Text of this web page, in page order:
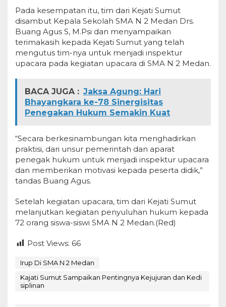
Pada kesempatan itu, tim dari Kejati Sumut
disambut Kepala Sekolah SMA N 2 Medan Drs.
Buang Agus S, M.Psi dan menyampaikan
terimakasih kepada Kejati Sumut yang telah
mengutus tim-nya untuk menjadi inspektur
upacara pada kegiatan upacara di SMA N 2 Medan.
BACA JUGA : Jaksa Agung: Hari
Bhayangkara ke-78 Sinergisitas
Penegakan Hukum Semakin Kuat
“Secara berkesinambungan kita menghadirkan
praktisi, dari unsur pemerintah dan aparat
penegak hukum untuk menjadi inspektur upacara
dan memberikan motivasi kepada peserta didik,”
tandas Buang Agus.
Setelah kegiatan upacara, tim dari Kejati Sumut
melanjutkan kegiatan penyuluhan hukum kepada
72 orang siswa-siswi SMA N 2 Medan.(Red)
Post Views: 66
Irup Di SMA N 2 Medan
Kajati Sumut Sampaikan Pentingnya Kejujuran dan Kedi
siplinan